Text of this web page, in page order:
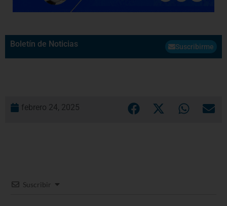
Boletín de Noticias Suscribirme
febrero 24, 2025
Suscribir